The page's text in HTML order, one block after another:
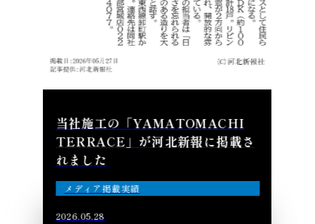
当社施工の「YAMATOMACHI
TERRACE」が河北新報に掲載さ
れました
メディア掲載実績
2026.05.28